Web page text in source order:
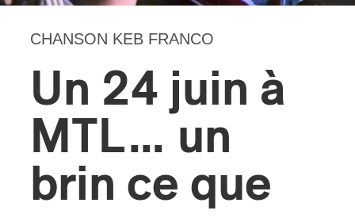
CHANSON KEB FRANCO
Un 24 juin à
MTL… un
brin ce que